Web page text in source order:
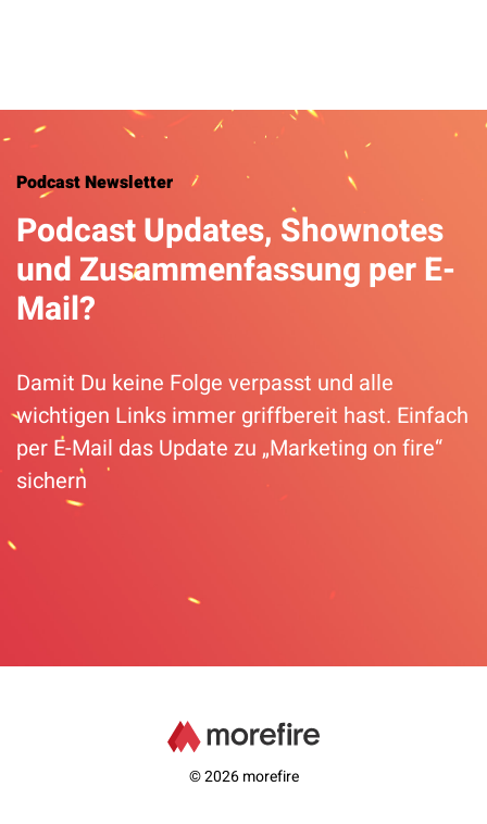
Podcast Newsletter
Podcast Updates, Shownotes
und Zusammenfassung per E-
Mail?
Damit Du keine Folge verpasst und alle
wichtigen Links immer griffbereit hast. Einfach
per E-Mail das Update zu „Marketing on fire“
sichern
© 2026 morefire